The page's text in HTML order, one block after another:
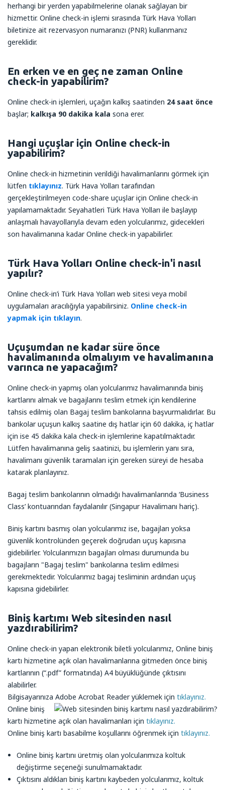
herhangi bir yerden yapabilmelerine olanak sağlayan bir
hizmettir. Online check-in işlemi sırasında Türk Hava Yolları
biletinize ait rezervasyon numaranızı (PNR) kullanmanız
gereklidir.
En erken ve en geç ne zaman Online
check-in yapabilirim?
Online check-in işlemleri, uçağın kalkış saatinden 24 saat önce
başlar; kalkışa 90 dakika kala sona erer.
Hangi uçuşlar için Online check-in
yapabilirim?
Online check-in hizmetinin verildiği havalimanlarını görmek için
lütfen tıklayınız. Türk Hava Yolları tarafından
gerçekleştirilmeyen code-share uçuşlar için Online check-in
yapılamamaktadır. Seyahatleri Türk Hava Yolları ile başlayıp
anlaşmalı havayollarıyla devam eden yolcularımız, gidecekleri
son havalimanına kadar Online check-in yapabilirler.
Türk Hava Yolları Online check-in'i nasıl
yapılır?
Online check-in’i Türk Hava Yolları web sitesi veya mobil
uygulamaları aracılığıyla yapabilirsiniz. Online check-in
yapmak için tıklayın.
Uçuşumdan ne kadar süre önce
havalimanında olmalıyım ve havalimanına
varınca ne yapacağım?
Online check-in yapmış olan yolcularımız havalimanında biniş
kartlarını almak ve bagajlarını teslim etmek için kendilerine
tahsis edilmiş olan Bagaj teslim bankolarına başvurmalıdırlar. Bu
bankolar uçuşun kalkış saatine dış hatlar için 60 dakika, iç hatlar
için ise 45 dakika kala check-in işlemlerine kapatılmaktadır.
Lütfen havalimanına geliş saatinizi, bu işlemlerin yanı sıra,
havalimanı güvenlik taramaları için gereken süreyi de hesaba
katarak planlayınız.
Bagaj teslim bankolarının olmadığı havalimanlarında ‘Business
Class’ kontuarından faydalanılır (Singapur Havalimanı hariç).
Biniş kartını basmış olan yolcularımız ise, bagajları yoksa
güvenlik kontrolünden geçerek doğrudan uçuş kapısına
gidebilirler. Yolcularımızın bagajları olması durumunda bu
bagajların "Bagaj teslim" bankolarına teslim edilmesi
gerekmektedir. Yolcularımız bagaj tesliminin ardından uçuş
kapısına gidebilirler.
Biniş kartımı Web sitesinden nasıl
yazdırabilirim?
Online check-in yapan elektronik biletli yolcularımız, Online biniş
kartı hizmetine açık olan havalimanlarına gitmeden önce biniş
kartlarının (“.pdf” formatında) A4 büyüklüğünde çıktısını
alabilirler.
Bilgisayarınıza Adobe Acrobat Reader yüklemek için tıklayınız.
Online biniş
kartı hizmetine açık olan havalimanları için tıklayınız.
Online biniş kartı basabilme koşullarını öğrenmek için tıklayınız.
Online biniş kartını üretmiş olan yolcularımıza koltuk
değiştirme seçeneği sunulmamaktadır.
Çıktısını aldıkları biniş kartını kaybeden yolcularımız, koltuk